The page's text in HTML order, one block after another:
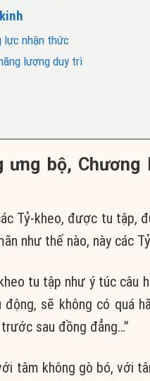
lực nhận thức
lượng duy trì
ưng bộ,
Tỷ-kheo, được tu tập,
như thế nào, này các
tu tập như ý túc câu
sẽ không có quá
sau đồng đẳng…”
tâm không gò bó, với